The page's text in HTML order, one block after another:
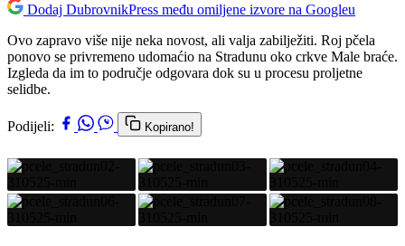
Dodaj DubrovnikPress među omiljene izvore na Googleu
Ovo zapravo više nije neka novost, ali valja zabilježiti. Roj pčela
ponovo se privremeno udomaćio na Stradunu oko crkve Male braće.
Izgleda da im to područje odgovara dok su u procesu proljetne
selidbe.
Podijeli: Kopirano!